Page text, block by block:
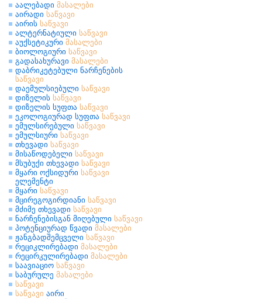
აალებადი მასალები
აირადი საწვავი
აირის საწვავი
ალტერნატიული საწვავი
აუქსეტიკური მასალები
ბიოლოგიური საწვავი
გადასახურავი მასალები
დაბრიკეტებული ნარჩენების
საწვავი
დაემულსიებული საწვავი
დიზელის საწვავი
დიზელის სუფთა საწვავი
ეკოლოგიურად სუფთა საწვავი
ემულსირებული საწვავი
ემულსიური საწვავი
თხევადი საწვავი
მისაწოდებელი საწვავი
მსუბუქი თხევადი საწვავი
მყარი ოქსიდური საწვავი
ელემენტი
მყარი საწვავი
მცირეგოგირდიანი საწვავი
მძიმე თხევადი საწვავი
ნარჩენებისგან მიღებული საწვავი
პოტენციურად წვადი მასალები
ჟანგბადშემცველი საწვავი
რეციკლირებადი მასალები
რეცირკულირებადი მასალები
საავიაციო საწვავი
საბურულე მასალები
საწვავი
საწვავი აირი